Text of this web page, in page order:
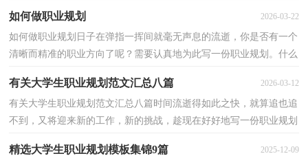
如何做职业规划 2026-03-22
如何做职业规划日子在弹指一挥间就毫无声息的流逝，你是否有一个
清晰而精准的职业方向了呢？需要认真地为此写一份职业规划。什么
有关大学生职业规划范文汇总八篇 2026-03-12
有关大学生职业规划范文汇总八篇时间流逝得如此之快，就算追也追
不到，又将迎来新的工作，新的挑战，趁现在好好地写一份职业规划
精选大学生职业规划模板集锦9篇 2025-12-09